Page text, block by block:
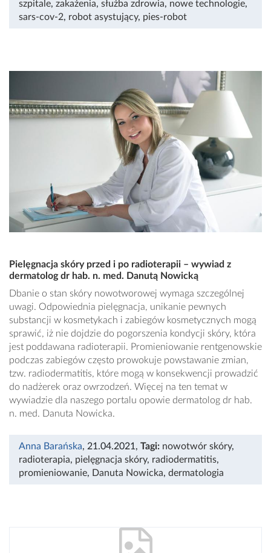
szpitale, zakażenia, służba zdrowia, nowe technologie,
sars-cov-2, robot asystujący, pies-robot
Pielęgnacja skóry przed i po radioterapii – wywiad z
dermatolog dr hab. n. med. Danutą Nowicką
Dbanie o stan skóry nowotworowej wymaga szczególnej
uwagi. Odpowiednia pielęgnacja, unikanie pewnych
substancji w kosmetykach i zabiegów kosmetycznych mogą
sprawić, iż nie dojdzie do pogorszenia kondycji skóry, która
jest poddawana radioterapii. Promieniowanie rentgenowskie
podczas zabiegów często prowokuje powstawanie zmian,
tzw. radiodermatitis, które mogą w konsekwencji prowadzić
do nadżerek oraz owrzodzeń. Więcej na ten temat w
wywiadzie dla naszego portalu opowie dermatolog dr hab.
n. med. Danuta Nowicka.
Anna Barańska, 21.04.2021, Tagi: nowotwór skóry,
radioterapia, pielęgnacja skóry, radiodermatitis,
promieniowanie, Danuta Nowicka, dermatologia